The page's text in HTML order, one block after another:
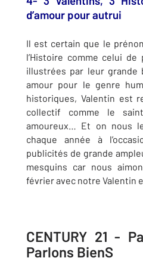
d’amour pour autrui
Il est certain que le
l’Histoire comme celui
illustrées par leur
amour pour le genre
historiques, Valentin est
collectif comme le
amoureux… Et on nous
chaque année à
publicités de grande
mesquins car nous
février avec notre Valentin
CENTURY 21 -
Parlons BienS